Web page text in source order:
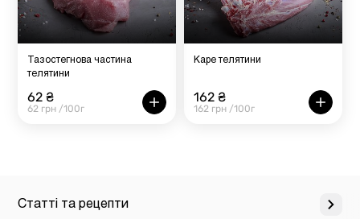
Тазостегнова частина
телятини
62 ₴
62 грн /100г
Каре телятини
162 ₴
162 грн /100г
Статті та рецепти